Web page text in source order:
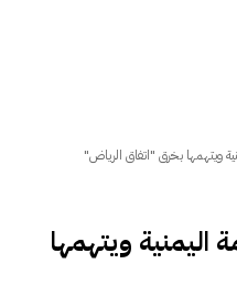
ويتهمها بخرق "اتفاق الرياض"
اليمنية ويتهمها